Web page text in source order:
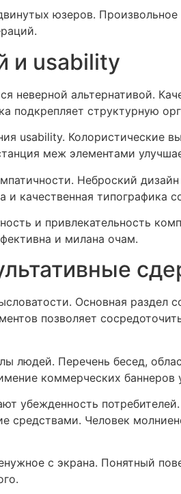
юзеров.
и usability
неверной альтернативой.
подкрепляет структурную
usability. Колористические
меж элементами
Неброский
качественная типографика
и привлекательность
и милана очам.
Основная раздел
позволяет
людей. Перечень бесед,
коммерческих
убежденность
средствами. Человек
с экрана. Понятный